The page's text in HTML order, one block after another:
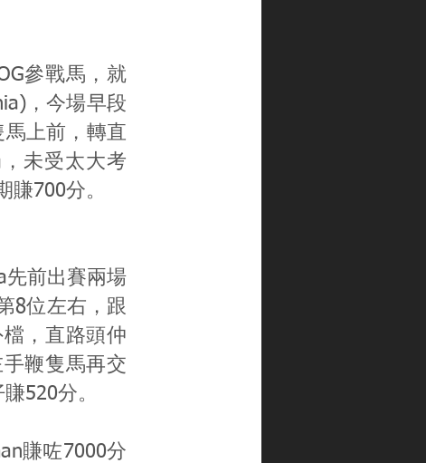
參戰馬，就
，今場早段
上前，轉直
未受太大考
賺700分。
先前出賽兩場
8位左右，跟
，直路頭仲
鞭隻馬再交
520分。
賺咗7000分